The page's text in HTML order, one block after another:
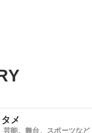
メ
芸能、舞台、スポーツなど